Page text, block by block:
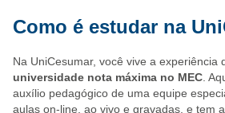
Como é estudar na
Na UniCesumar, você vive a experiência
universidade nota máxima no MEC.
auxílio pedagógico de uma equipe
aulas on-line, ao vivo e gravadas, e tem